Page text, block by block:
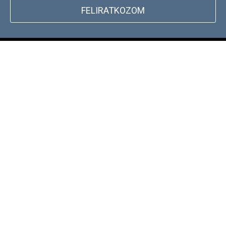
FELIRATKOZOM